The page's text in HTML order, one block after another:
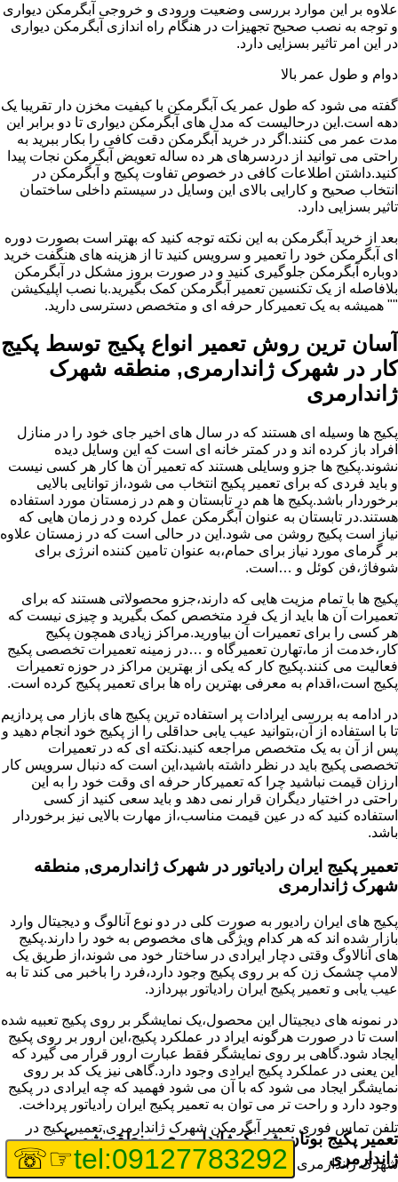
علاوه بر این موارد بررسی وضعیت ورودی و خروجی آبگرمکن دیواری
و توجه به نصب صحیح تجهیزات در هنگام راه اندازی آبگرمکن دیواری
در این امر تاثیر بسزایی دارد.
دوام و طول عمر بالا
گفته می شود که طول عمر یک آبگرمکن با کیفیت مخزن دار تقریبا یک
دهه است.این درحالیست که مدل های آبگرمکن دیواری تا دو برابر این
مدت عمر می کنند.اگر در خرید آبگرمکن دقت کافی را بکار ببرید به
راحتی می توانید از دردسرهای هر ده ساله تعویض آبگرمکن نجات پیدا
کنید.داشتن اطلاعات کافی در خصوص تفاوت پکیج و آبگرمکن در
انتخاب صحیح و کارایی بالای این وسایل در سیستم داخلی ساختمان
تاثیر بسزایی دارد.
بعد از خرید آبگرمکن به این نکته توجه کنید که بهتر است بصورت دوره
ای آبگرمکن خود را تعمیر و سرویس کنید تا از هزینه های هنگفت خرید
دوباره آبگرمکن جلوگیری کنید و در صورت بروز مشکل در آبگرمکن
بلافاصله از یک تکنسین تعمیر آبگرمکن کمک بگیرید.با نصب اپلیکیشن
"" همیشه به یک تعمیرکار حرفه ای و متخصص دسترسی دارید.
آسان ترین روش تعمیر انواع پکیج توسط پکیج
کار در شهرک ژاندارمری, منطقه شهرک
ژاندارمری
پکیج ها وسیله ای هستند که در سال های اخیر جای خود را در منازل
افراد باز کرده اند و در کمتر خانه ای است که این وسایل دیده
نشوند.پکیج ها جزو وسایلی هستند که تعمیر آن ها کار هر کسی نیست
و باید فردی که برای تعمیر پکیج انتخاب می شود،از توانایی بالایی
برخوردار باشد.پکیج ها هم در تابستان و هم در زمستان مورد استفاده
هستند.در تابستان به عنوان آبگرمکن عمل کرده و در زمان هایی که
نیاز است پکیج روشن می شود.این در حالی است که در زمستان علاوه
بر گرمای مورد نیاز برای حمام،به عنوان تامین کننده انرژی برای
شوفاژ،فن کوئل و …است.
پکیج ها با تمام مزیت هایی که دارند،جزو محصولاتی هستند که برای
تعمیرات آن ها باید از یک فرد متخصص کمک بگیرید و چیزی نیست که
هر کسی را برای تعمیرات آن بیاورید.مراکز زیادی همچون پکیج
کار،خدمت از ما،تهارن تعمیرگاه و …در زمینه تعمیرات تخصصی پکیج
فعالیت می کنند.پکیج کار که یکی از بهترین مراکز در حوزه تعمیرات
پکیج است،اقدام به معرفی بهترین راه ها برای تعمیر پکیج کرده است.
در ادامه به بررسی ایرادات پر استفاده ترین پکیج های بازار می پردازیم
تا با استفاده از آن،بتوانید عیب یابی حداقلی را از پکیج خود انجام دهید و
پس از آن به یک متخصص مراجعه کنید.نکته ای که در تعمیرات
تخصصی پکیج باید در نظر داشته باشید،این است که دنبال سرویس کار
ارزان قیمت نباشید چرا که تعمیرکار حرفه ای وقت خود را به این
راحتی در اختیار دیگران قرار نمی دهد و باید سعی کنید از کسی
استفاده کنید که در عین قیمت مناسب،از مهارت بالایی نیز برخوردار
باشد.
تعمیر پکیج ایران رادیاتور در شهرک ژاندارمری, منطقه
شهرک ژاندارمری
پکیج های ایران رادیور به صورت کلی در دو نوع آنالوگ و دیجیتال وارد
بازار شده اند که هر کدام ویژگی های مخصوص به خود را دارند.پکیج
های آنالاوگ وقتی دچار ایرادی در ساختار خود می شوند،از طریق یک
لامپ چشمک زن که بر روی پکیج وجود دارد،فرد را باخبر می کند تا به
عیب یابی و تعمیر پکیج ایران رادیاتور بپردازد.
در نمونه های دیجیتال این محصول،یک نمایشگر بر روی پکیج تعبیه شده
است تا در صورت هرگونه ایراد در عملکرد پکیج،این ارور بر روی پکیج
ایجاد شود.گاهی بر روی نمایشگر فقط عبارت ارور قرار می گیرد که
این یعنی در عملکرد پکیج ایرادی وجود دارد.گاهی نیز یک کد بر روی
نمایشگر ایجاد می شود که با آن می شود فهمید که چه ایرادی در پکیج
وجود دارد و راحت تر می توان به تعمیر پکیج ایران رادیاتور پرداخت.
تعمیر پکیج بوتان شهرک ژاندارمری, منطقه شهرک
ژاندارمری
تلفن تماس فوری تعمیر آبگرمکن شهرک ژاندارمری,تعمیر پکیج در
شهرک ژاندارمری tel:09127783292
☞☏